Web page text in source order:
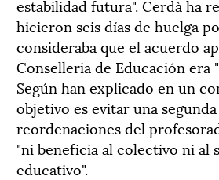
estabilidad futura". Cerdà ha
hicieron seis días de huelga
consideraba que el acuerdo
Conselleria de Educación era
Según han explicado en un
objetivo es evitar una
reordenaciones del
"ni beneficia al colectivo ni al
educativo".